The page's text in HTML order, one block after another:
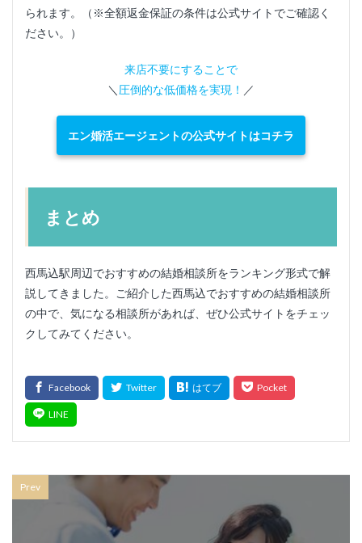
られます。（※全額返金保証の条件は公式サイトでご確認く
ださい。）
来店不要にすることで
＼ 圧倒的な低価格を実現！ ／
エン婚活エージェントの公式サイトはコチラ
まとめ
西馬込駅周辺でおすすめの結婚相談所をランキング形式で解
説してきました。ご紹介した西馬込でおすすめの結婚相談所
の中で、気になる相談所があれば、ぜひ公式サイトをチェッ
クしてみてください。
Prev